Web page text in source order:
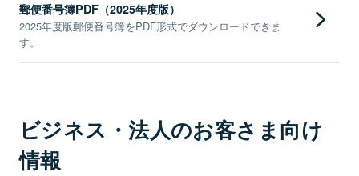
郵便番号簿PDF（2025年度版）
2025年度版郵便番号簿をPDF形式でダウンロードできま
す。
ビジネス・法人のお客さま向け
情報